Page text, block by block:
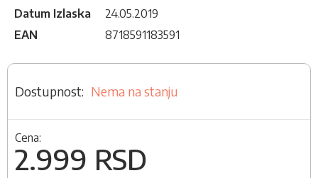
Datum Izlaska
24.05.2019
EAN
8718591183591
Nema na stanju
Cena:
2.999 RSD